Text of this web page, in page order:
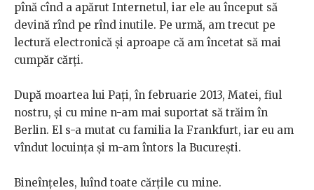
pînă cînd a apărut Internetul, iar ele au început să
devină rînd pe rînd inutile. Pe urmă, am trecut pe
lectură electronică și aproape că am încetat să mai
cumpăr cărți.
După moartea lui Pați, în februarie 2013, Matei, fiul
nostru, și cu mine n-am mai suportat să trăim în
Berlin. El s-a mutat cu familia la Frankfurt, iar eu am
vîndut locuința și m-am întors la București.
Bineînțeles, luînd toate cărțile cu mine.